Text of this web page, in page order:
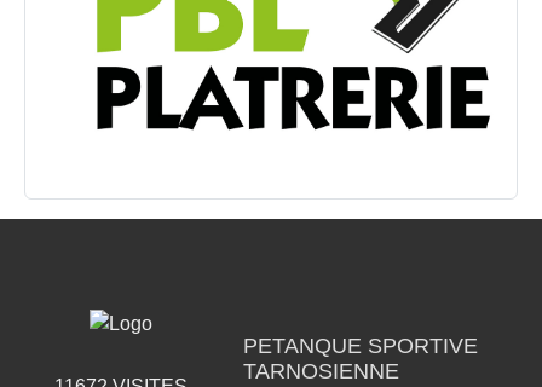
PETANQUE SPORTIVE
TARNOSIENNE